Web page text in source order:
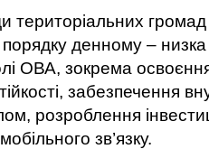
територіальних громад
денному –
ОВА, зокрема освоєння
забезпечення
розроблення
зв’язку.